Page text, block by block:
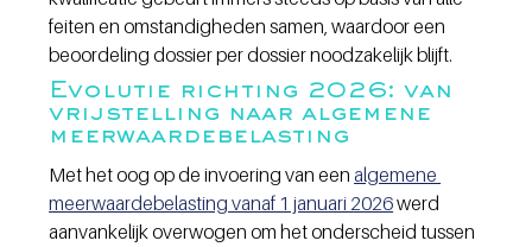
feiten en omstandigheden samen, waardoor een
beoordeling dossier per dossier noodzakelijk blijft.
Evolutie richting 2026: van
vrijstelling naar algemene
meerwaardebelasting
Met het oog op de invoering van een algemene
meerwaardebelasting vanaf 1 januari 2026 werd
aanvankelijk overwogen om het onderscheid tussen